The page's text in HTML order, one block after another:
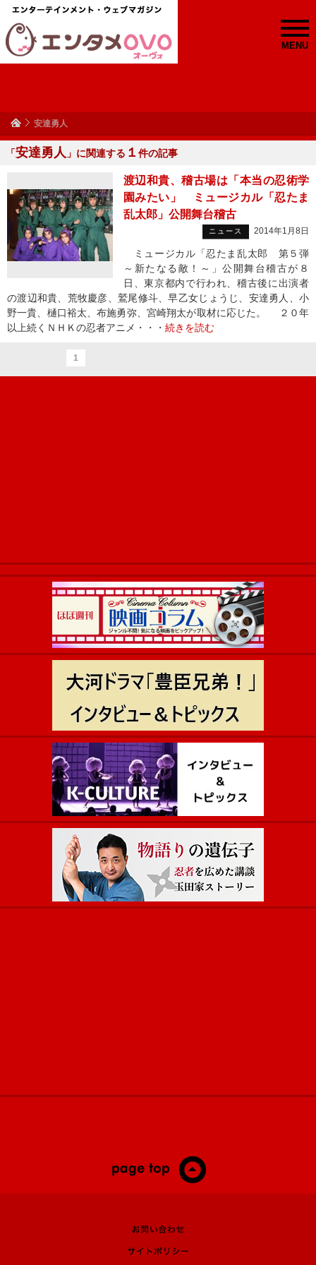
MENU
安達勇人
「安達勇人 」に関連する １ 件の記事
渡辺和貴、稽古場は「本当の忍術学
園みたい」 ミュージカル「忍たま
乱太郎」公開舞台稽古
ニュース 2014年1月8日
ミュージカル「忍たま乱太郎 第５弾
～新たなる敵！～」公開舞台稽古が８
日、東京都内で行われ、稽古後に出演者
の渡辺和貴、荒牧慶彦、鷲尾修斗、早乙女じょうじ、安達勇人、小
野一貴、樋口裕太、布施勇弥、宮崎翔太が取材に応じた。 ２０年
以上続くＮＨＫの忍者アニメ・・・ 続きを読む
1